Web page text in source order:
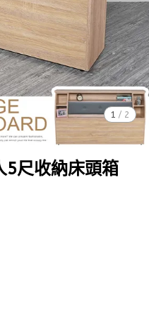
1 / 2
5尺收納床頭箱